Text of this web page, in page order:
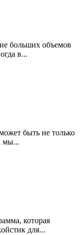
больших объемов
в...
быть не только
мы...
которая
для...